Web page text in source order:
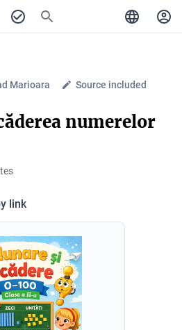
Marioara
Source included
numerelor
link